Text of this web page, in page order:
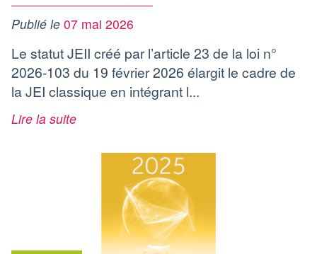
Publié le 07 mai 2026
Le statut JEII créé par l’article 23 de la loi n°
2026-103 du 19 février 2026 élargit le cadre de
la JEI classique en intégrant l...
Lire la suite